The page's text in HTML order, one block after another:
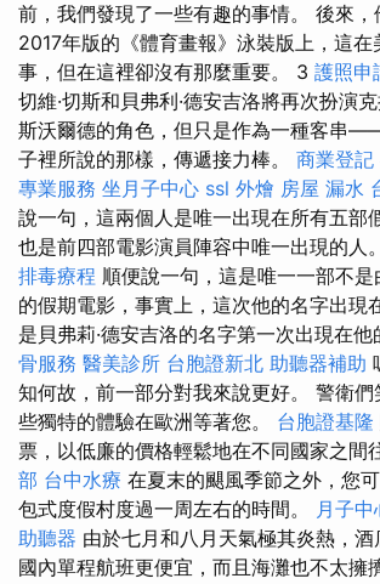
前，我們發現了一些有趣的事情。 後來，
2017年版的《體育畫報》泳裝版上，這在
事，但在這裡卻沒有那麼重要。 3 護照申
切維·切斯和貝弗利·德安吉洛將再次扮演
斯沃爾德的角色，但只是作為一種客串
子裡所說的那樣，傳遞接力棒。 商業登記
專業服務 坐月子中心 ssl 外燴 房屋 漏水
說一句，這兩個人是唯一出現在所有五部
也是前四部電影演員陣容中唯一出現的人。
排毒療程 順便說一句，這是唯一一部不是
的假期電影，事實上，這次他的名字出現
是貝弗莉·德安吉洛的名字第一次出現在他
骨服務 醫美診所 台胞證新北 助聽器補助
知何故，前一部分對我來說更好。 警衛
些獨特的體驗在歐洲等著您。 台胞證基隆
票，以低廉的價格輕鬆地在不同國家之間
部 台中水療 在夏末的颶風季節之外，您
包式度假村度過一周左右的時間。 月子
助聽器 由於七月和八月天氣極其炎熱，
國內單程航班更便宜，而且海灘也不太擁